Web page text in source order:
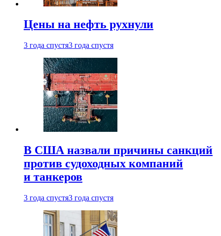
Цены на нефть рухнули
3 года спустя3 года спустя
В США назвали причины санкций
против судоходных компаний
и танкеров
3 года спустя3 года спустя